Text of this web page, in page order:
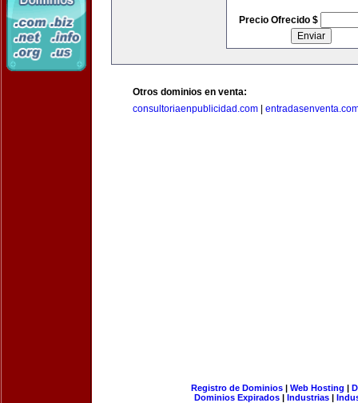
Precio Ofrecido $
Otros dominios en venta:
consultoriaenpublicidad.com
Registro de Dominios| Web Hosting |
Dominios Expirados | Industrias |